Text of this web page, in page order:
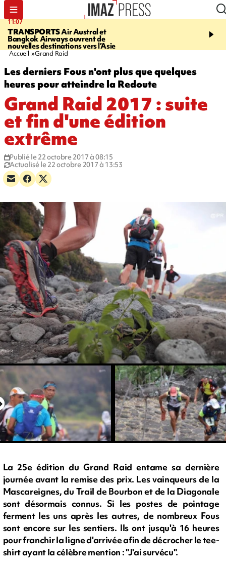
11:07
TRANSPORTSAir Austral et
Bangkok Airways ouvrent de
nouvelles destinations vers l’Asie
11:46
l'eau est dégradée à la
Accueil Grand Raid
Les derniers Fous n'ont plus que quelques
heures pour atteindre la Redoute
Grand Raid 2017 : suite
et fin d'une édition
extrême
Publié le 22 octobre 2017 à 08:15
Actualisé le 22 octobre 2017 à 13:53
La 25e édition du Grand Raid entame sa dernière
journée avant la remise des prix. Les vainqueurs de la
Mascareignes, du Trail de Bourbon et de la Diagonale
sont désormais connus. Si les postes de pointage
ferment les uns après les autres, de nombreux Fous
sont encore sur les sentiers. Ils ont jusqu'à 16 heures
pour franchir la ligne d'arrivée afin de décrocher le tee-
shirt ayant la célèbre mention : "J'ai survécu".